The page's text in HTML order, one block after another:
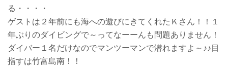
る・・・・
ゲストは２年前にも海への遊びにきてくれたＫさん！！１
年ぶりのダイビングで～ってなーーんも問題ありません！
ダイバー１名だけなのでマンツーマンで潜れますよ～♪♪目
指すは竹富島南！！